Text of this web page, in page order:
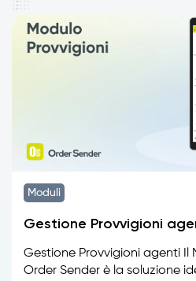
Moduli
Gestione Provvigioni
Gestione Provvigioni agenti Il
Order Sender è la soluzione